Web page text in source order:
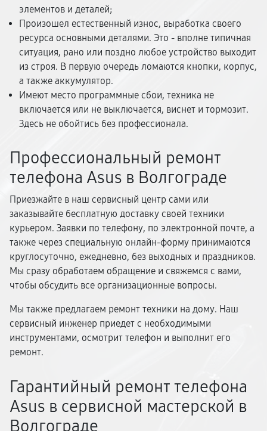
элементов и деталей;
Произошел естественный износ, выработка своего
ресурса основными деталями. Это - вполне типичная
ситуация, рано или поздно любое устройство выходит
из строя. В первую очередь ломаются кнопки, корпус,
а также аккумулятор.
Имеют место программные сбои, техника не
включается или не выключается, виснет и тормозит.
Здесь не обойтись без профессионала.
Профессиональный ремонт
телефона Asus в Волгограде
Приезжайте в наш сервисный центр сами или
заказывайте бесплатную доставку своей техники
курьером. Заявки по телефону, по электронной почте, а
также через специальную онлайн-форму принимаются
круглосуточно, ежедневно, без выходных и праздников.
Мы сразу обработаем обращение и свяжемся с вами,
чтобы обсудить все организационные вопросы.
Мы также предлагаем ремонт техники на дому. Наш
сервисный инженер приедет с необходимыми
инструментами, осмотрит телефон и выполнит его
ремонт.
Гарантийный ремонт телефона
Asus в сервисной мастерской в
Волгограде